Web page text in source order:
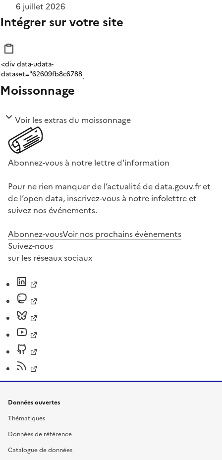
6 juillet 2026
Intégrer sur votre site
Moissonnage
Voir les extras du moissonnage
Abonnez-vous à notre lettre d'information
Pour ne rien manquer de l’actualité de data.gouv.fr et
de l’open data, inscrivez-vous à notre infolettre et
suivez nos événements.
Abonnez-vousVoir nos prochains évènements
Suivez-nous
sur les réseaux sociaux
Données ouvertes
Thématiques
Données de référence
Catalogue de données